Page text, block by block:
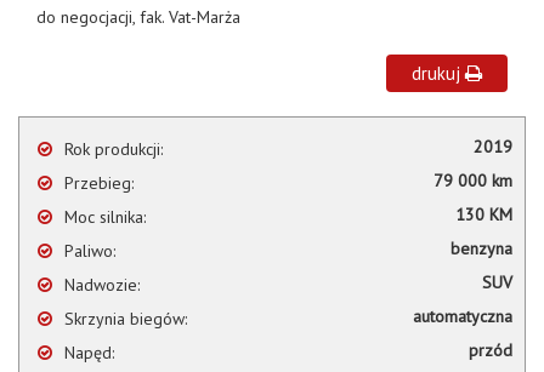
do negocjacji, fak. Vat-Marża
drukuj
Rok produkcji:
2019
Przebieg:
79 000 km
Moc silnika:
130 KM
Paliwo:
benzyna
Nadwozie:
SUV
Skrzynia biegów:
automatyczna
Napęd:
przód